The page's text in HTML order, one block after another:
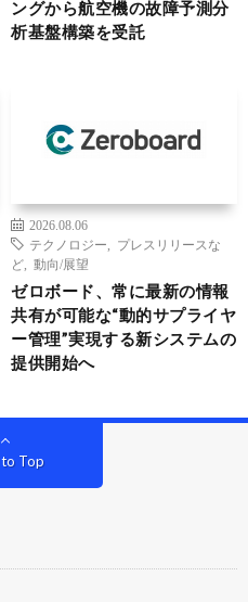
ングから航空機の故障予測分
析基盤構築を受託
2026.08.06
テクノロジー
プレスリリースな
ど
動向/展望
ゼロボード、常に最新の情報
共有が可能な“動的サプライヤ
ー管理”実現する新システムの
提供開始へ
to Top